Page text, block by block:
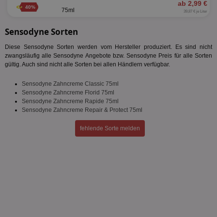
40% ab 2,99 €
75ml 39,87 € je Liter
Sensodyne Sorten
Diese Sensodyne Sorten werden vom Hersteller produziert. Es sind nicht
zwangsläufig alle Sensodyne Angebote bzw. Sensodyne Preis für alle Sorten
gültig. Auch sind nicht alle Sorten bei allen Händlern verfügbar.
Sensodyne Zahncreme Classic 75ml
Sensodyne Zahncreme Florid 75ml
Sensodyne Zahncreme Rapide 75ml
Sensodyne Zahncreme Repair & Protect 75ml
fehlende Sorte melden
Unbedingt erforderliche Cookies ermöglichen
wesentliche Kernfunktionen der Website wie die
Ohne die unbedingt erforderlichen Cookies kann die
Website nicht ordnungsgemäß verwendet werden.
Name
Provider/ Domäne Ablaufdatum
identifier
aktionspreis.de
securitytoken
aktionspreis.de
PHPSESSID
PHP.net
www.aktionspreis.de